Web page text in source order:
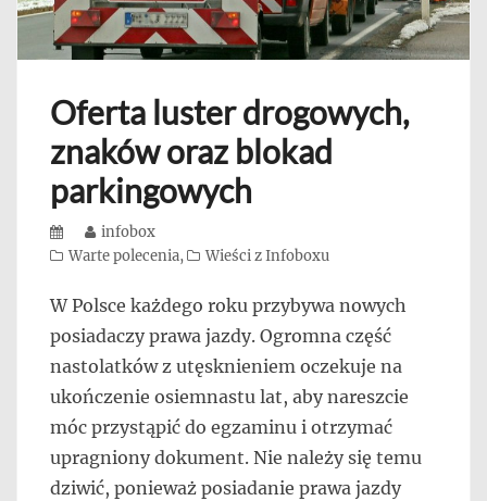
Oferta luster drogowych,
znaków oraz blokad
parkingowych
Posted
on
Author
infobox
Categories
Warte polecenia, Wieści z Infoboxu
W Polsce każdego roku przybywa nowych
posiadaczy prawa jazdy. Ogromna część
nastolatków z utęsknieniem oczekuje na
ukończenie osiemnastu lat, aby nareszcie
móc przystąpić do egzaminu i otrzymać
upragniony dokument. Nie należy się temu
dziwić, ponieważ posiadanie prawa jazdy